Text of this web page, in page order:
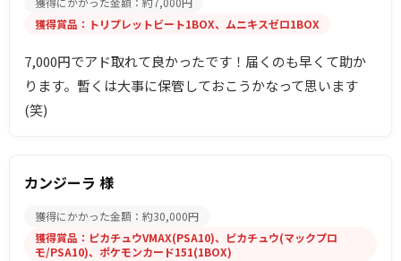
獲得賞品：トリプレットビート1BOX、ムニキスゼロ1BOX
7,000円でアド取れて良かったです！届くのも早くて助か
ります。暫くは大事に保管しておこうかなって思います
(笑)
カンジーラ 様
獲得にかかった金額：約30,000円
獲得賞品：ピカチュウVMAX(PSA10)、ピカチュウ(マックプロ
モ/PSA10)、ポケモンカード151(1BOX)